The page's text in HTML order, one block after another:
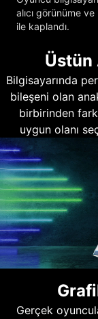
alıcı görünüme ve
ile kaplandı.
Üstün
Bilgisayarında
bileşeni olan
birbirinden
uygun olanı
Gerçek